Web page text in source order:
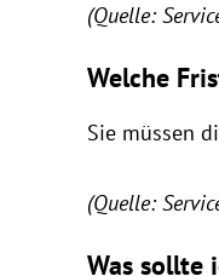
(Quelle:
Welche
Sie müssen
(Quelle:
Was sollte